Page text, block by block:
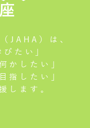
JAHA）は、
たい」
かしたい」
指したい」
します。